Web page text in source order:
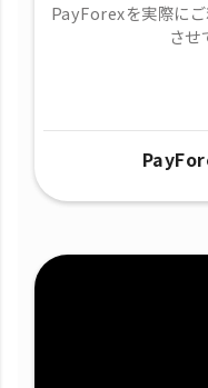
PayForexを実際に
させ